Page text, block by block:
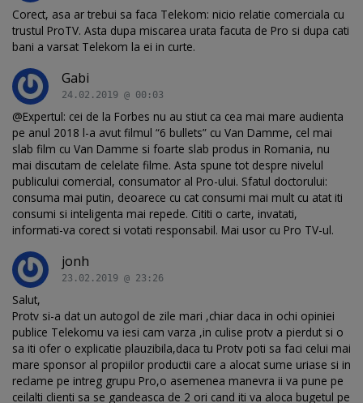
Corect, asa ar trebui sa faca Telekom: nicio relatie comerciala cu
trustul ProTV. Asta dupa miscarea urata facuta de Pro si dupa cati
bani a varsat Telekom la ei in curte.
Gabi
24.02.2019 @ 00:03
@Expertul: cei de la Forbes nu au stiut ca cea mai mare audienta
pe anul 2018 l-a avut filmul “6 bullets” cu Van Damme, cel mai
slab film cu Van Damme si foarte slab produs in Romania, nu
mai discutam de celelate filme. Asta spune tot despre nivelul
publicului comercial, consumator al Pro-ului. Sfatul doctorului:
consuma mai putin, deoarece cu cat consumi mai mult cu atat iti
consumi si inteligenta mai repede. Cititi o carte, invatati,
informati-va corect si votati responsabil. Mai usor cu Pro TV-ul.
jonh
23.02.2019 @ 23:26
Salut,
Protv si-a dat un autogol de zile mari ,chiar daca in ochi opiniei
publice Telekomu va iesi cam varza ,in culise protv a pierdut si o
sa iti ofer o explicatie plauzibila,daca tu Protv poti sa faci celui mai
mare sponsor al propiilor productii care a alocat sume uriase si in
reclame pe intreg grupu Pro,o asemenea manevra ii va pune pe
ceilalti clienti sa se gandeasca de 2 ori cand iti va aloca bugetul pe